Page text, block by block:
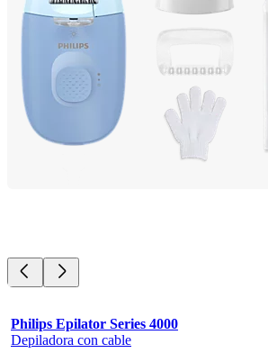
Philips Epilator Series 4000
Depiladora con cable